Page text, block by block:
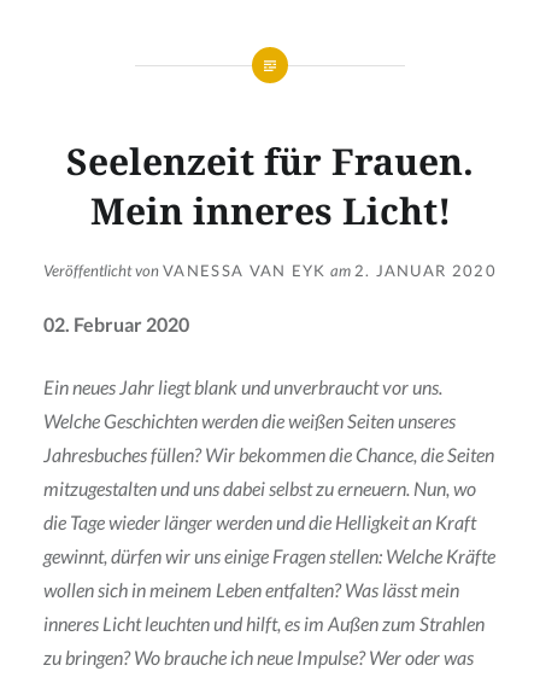
Seelenzeit für Frauen.
Mein inneres Licht!
Veröffentlicht vonVANESSA VAN EYK am 2. JANUAR 2020
02. Februar 2020
Ein neues Jahr liegt blank und unverbraucht vor uns.
Welche Geschichten werden die weißen Seiten unseres
Jahresbuches füllen? Wir bekommen die Chance, die Seiten
mitzugestalten und uns dabei selbst zu erneuern. Nun, wo
die Tage wieder länger werden und die Helligkeit an Kraft
gewinnt, dürfen wir uns einige Fragen stellen: Welche Kräfte
wollen sich in meinem Leben entfalten? Was lässt mein
inneres Licht leuchten und hilft, es im Außen zum Strahlen
zu bringen? Wo brauche ich neue Impulse? Wer oder was